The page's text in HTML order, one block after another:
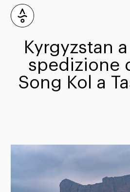
Kyrgyzstan
spedizione
Song Kol a